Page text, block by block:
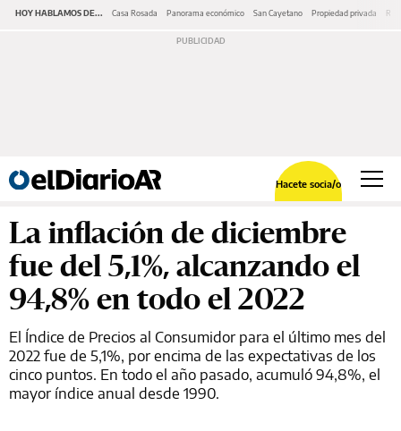
HOY HABLAMOS DE... Casa Rosada Panorama económico San Cayetano Propiedad privada
Hacete socia/o
La inflación de diciembre
fue del 5,1%, alcanzando el
94,8% en todo el 2022
El Índice de Precios al Consumidor para el último mes del
2022 fue de 5,1%, por encima de las expectativas de los
cinco puntos. En todo el año pasado, acumuló 94,8%, el
mayor índice anual desde 1990.